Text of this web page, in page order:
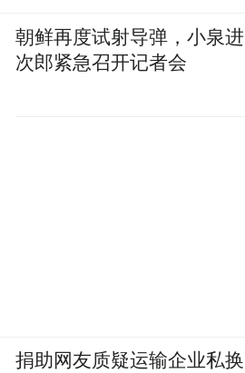
朝鲜再度试射导弹，小泉进
次郎紧急召开记者会
捐助网友质疑运输企业私换